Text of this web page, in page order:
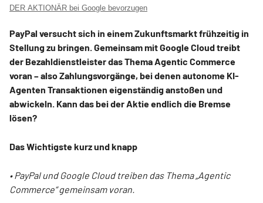
DER AKTIONÄR bei Google bevorzugen
PayPal versucht sich in einem Zukunftsmarkt frühzeitig in
Stellung zu bringen. Gemeinsam mit Google Cloud treibt
der Bezahldienstleister das Thema Agentic Commerce
voran – also Zahlungsvorgänge, bei denen autonome KI-
Agenten Transaktionen eigenständig anstoßen und
abwickeln. Kann das bei der Aktie endlich die Bremse
lösen?
Das Wichtigste kurz und knapp
• PayPal und Google Cloud treiben das Thema „Agentic
Commerce“ gemeinsam voran.